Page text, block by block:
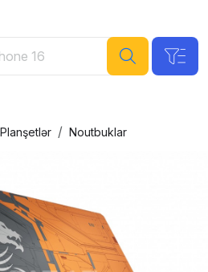
Noutbuklar